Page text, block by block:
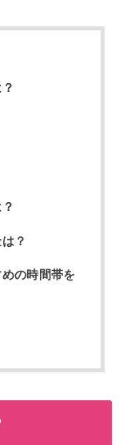
？
の時間帯を